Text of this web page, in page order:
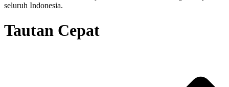
seluruh Indonesia.
Tautan Cepat